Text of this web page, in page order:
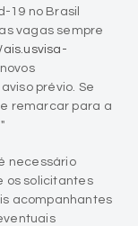
19 no Brasil
vagas sempre
ais.usvisa-
prévio. Se
remarcar para a
necessário
os solicitantes
acompanhantes